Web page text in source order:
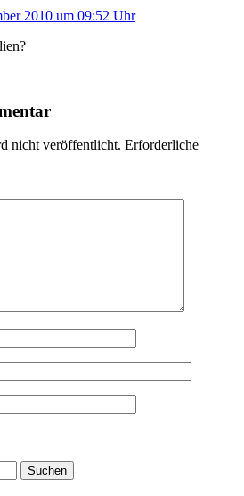
2010 um 09:52 Uhr
nicht veröffentlicht. Erforderliche